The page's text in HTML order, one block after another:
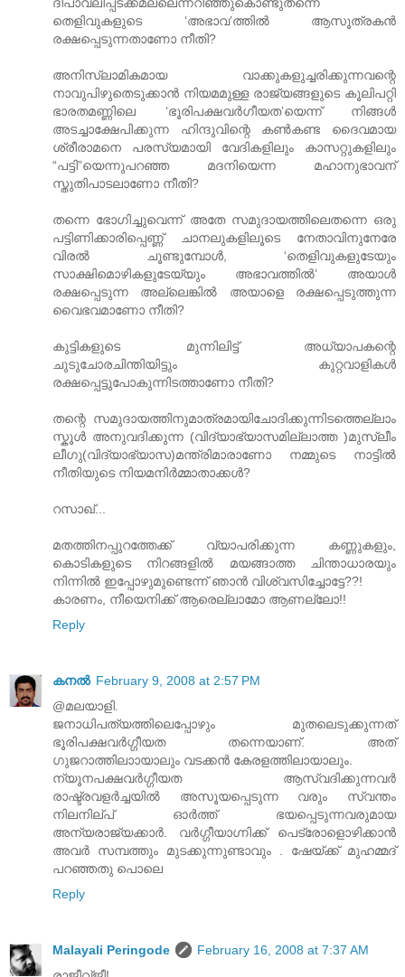
ദീപാവലിപ്പടക്കമല്ലെന്നറിഞ്ഞുകൊണ്ടുതന്നെ
തെളിവുകളുടെ ‘അഭാവ’ത്തില്‍ ആസൂത്രകന്‍
രക്ഷപ്പെടുന്നതാണോ നീതി?
അനിസ്ലാമികമായ വാക്കുകളുച്ചരിക്കുന്നവന്റെ
നാവുപിഴുതെടുക്കാന്‍ നിയമമുള്ള രാജ്യങ്ങളുടെ കൂലിപറ്റി
ഭാരതമണ്ണിലെ ‘ഭൂരിപക്ഷവര്‍ഗീയത’യെന്ന് നിങ്ങള്‍
അടച്ചാക്ഷേപിക്കുന്ന ഹിന്ദുവിന്റെ കണ്‍കണ്ട ദൈവമായ
ശ്രീരാമനെ പരസ്യമായി വേദികളിലും കാസറ്റുകളിലും
“പട്ടി”യെന്നുപറഞ്ഞ മദനിയെന്ന മഹാനുഭാവന്
സ്തുതിപാടലാണോ നീതി?
തന്നെ ഭോഗിച്ചുവെന്ന് അതേ സമുദായത്തിലെതന്നെ ഒരു
പട്ടിണിക്കാരിപ്പെണ്ണ് ചാനലുകളിലൂടെ നേതാവിനുനേരേ
വിരല്‍ ചൂണ്ടുമ്പോള്‍, ‘തെളിവുകളുടേയും
സാക്ഷിമൊഴികളുടേയ്യും അഭാവത്തില്‍’ അയാള്‍
രക്ഷപ്പെടുന്ന അല്ലെങ്കില്‍ അയാളെ രക്ഷപ്പെടുത്തുന്ന
വൈഭവമാണോ നീതി?
കുട്ടികളുടെ മുന്നിലിട്ട് അധ്യാപകന്റെ
ചുടുചോരചിന്തിയിട്ടും കുറ്റവാളികള്‍
രക്ഷപ്പെട്ടുപോകുന്നിടത്താണോ നീതി?
തന്റെ സമുദായത്തിനുമാത്രമായിചോദിക്കുന്നിടത്തെല്ലാം
സ്കൂള്‍ അനുവദിക്കുന്ന (വിദ്യാഭ്യാസമില്ലാത്ത )മുസ്ലീം
ലീഗു(വിദ്യാഭ്യാസ)മന്ത്രിമാരാണോ നമ്മുടെ നാട്ടില്‍
നീതിയുടെ നിയമനിര്‍മ്മാതാക്കള്‍‍?
റസാഖ്...
മതത്തിനപ്പുറത്തേക്ക് വ്യാപരിക്കുന്ന കണ്ണുകളും,
കൊടികളുടെ നിറങ്ങളില്‍ മയങ്ങാത്ത ചിന്താധാരയും
നിന്നില്‍ ഇപ്പോഴുമുണ്ടെന്ന് ഞാന്‍ വിശ്വസിച്ചോട്ടേ??!
കാരണം, നീയെനിക്ക് ആരെല്ലാമോ ആണല്ലോ!!
Reply
കനല്‍ February 9, 2008 at 2:57 PM
@മലയാളി.
ജനാധിപത്യത്തിലെപ്പോഴും മുതലെടുക്കുന്നത്
ഭൂരിപക്ഷവര്‍ഗ്ഗീയത തന്നെയാണ്. അത്
ഗുജറാത്തിലാ‍ായാലും വടക്കന്‍ കേരളത്തിലായാലും.
ന്യൂനപക്ഷവര്‍ഗ്ഗീയത ആസ്വദിക്കുന്നവര്‍
രാഷ്ട്രവളര്‍ച്ചയില്‍ അസൂയപ്പെടുന്ന വരും സ്വന്തം
നിലനില്പ് ഓര്‍ത്ത് ഭയപ്പെടുന്നവരുമായ
അന്യരാജ്യക്കാര്‍. വര്‍ഗ്ഗീയാഗ്നിക്ക് പെട്രോളൊഴിക്കാന്‍
അവര്‍ സമ്പത്തും മുടക്കുന്നുണ്ടാവും . ഷേയ്ക്ക് മുഹമ്മദ്
പറഞ്ഞതു പൊലെ
Reply
Malayali Peringode
February 16, 2008 at 7:37 AM